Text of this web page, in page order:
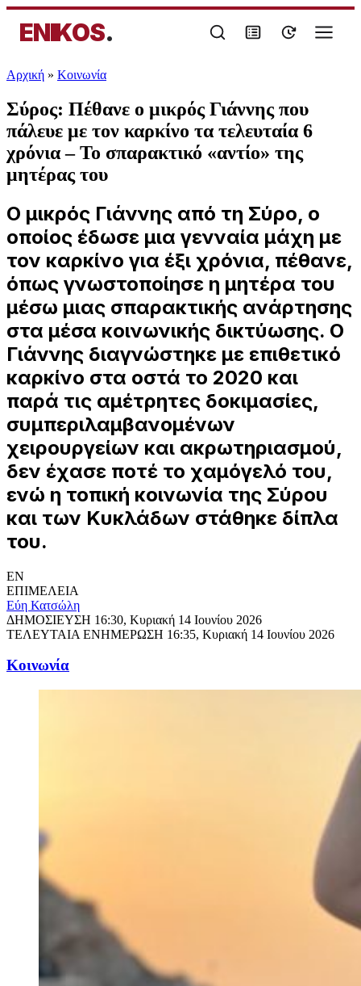
ENIKOS.
Αρχική » Κοινωνία
Σύρος: Πέθανε ο μικρός Γιάννης που
πάλευε με τον καρκίνο τα τελευταία 6
χρόνια – Το σπαρακτικό «αντίο» της
μητέρας του
Ο μικρός Γιάννης από τη Σύρο, ο
οποίος έδωσε μια γενναία μάχη με
τον καρκίνο για έξι χρόνια, πέθανε,
όπως γνωστοποίησε η μητέρα του
μέσω μιας σπαρακτικής ανάρτησης
στα μέσα κοινωνικής δικτύωσης. Ο
Γιάννης διαγνώστηκε με επιθετικό
καρκίνο στα οστά το 2020 και
παρά τις αμέτρητες δοκιμασίες,
συμπεριλαμβανομένων
χειρουργείων και ακρωτηριασμού,
δεν έχασε ποτέ το χαμόγελό του,
ενώ η τοπική κοινωνία της Σύρου
και των Κυκλάδων στάθηκε δίπλα
του.
EN
ΕΠΙΜΕΛΕΙΑ
Εύη Κατσώλη
ΔΗΜΟΣΙΕΥΣΗ 16:30, Κυριακή 14 Ιουνίου 2026
ΤΕΛΕΥΤΑΙΑ ΕΝΗΜΕΡΩΣΗ 16:35, Κυριακή 14 Ιουνίου 2026
Κοινωνία